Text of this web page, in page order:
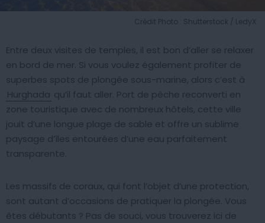
Crédit Photo : Shutterstock / LedyX
Entre deux visites de temples, il est bon d’aller se relaxer
en bord de mer. Si vous voulez également profiter de
superbes spots de plongée sous-marine, alors c’est à
Hurghada qu’il faut aller. Port de pêche reconverti en
zone touristique avec de nombreux hôtels, cette ville
jouit d’une longue plage de sable et offre un sublime
paysage d’îles entourées d’une eau parfaitement
transparente.
Les massifs de coraux, qui font l’objet d’une protection,
sont autant d’occasions de pratiquer la plongée. Vous
êtes débutants ? Pas de souci, vous trouverez ici de